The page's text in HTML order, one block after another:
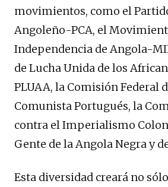
movimientos, como el
Angoleño-PCA, el
Independencia de Angola-
de Lucha Unida de los
PLUAA, la Comisión Federal
Comunista Portugués, la
contra el Imperialismo
Gente de la Angola Negra y
Esta diversidad creará no